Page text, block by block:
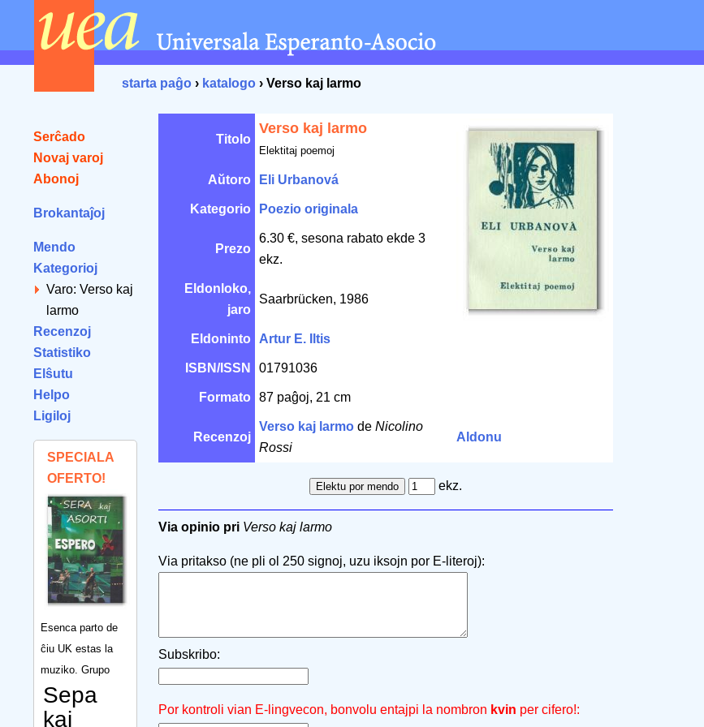
starta paĝo › katalogo › Verso kaj larmo
Serĉado
Novaj varoj
Abonoj
Brokantaĵoj
Mendo
Kategorioj
Varo: Verso kaj
larmo
Recenzoj
Statistiko
Elŝutu
Helpo
Ligiloj
SPECIALA
OFERTO!
Esenca parto de
ĉiu UK estas la
muziko. Grupo
Sepa
kaj
Titolo
Verso kaj larmo
Elektitaj poemoj
Aŭtoro Eli Urbanová
Kategorio Poezio originala
Prezo
6.30 €, sesona rabato ekde 3
ekz.
Eldonloko,
jaro
Saarbrücken, 1986
Eldoninto Artur E. Iltis
ISBN/ISSN 01791036
Formato 87 paĝoj, 21 cm
Recenzoj
Verso kaj larmo de Nicolino
Rossi
Aldonu
ekz.
Via opinio pri Verso kaj larmo
Via pritakso (ne pli ol 250 signoj, uzu iksojn por E-literoj):
Subskribo:
Por kontroli vian E-lingvecon, bonvolu entajpi la nombron kvin per cifero!: